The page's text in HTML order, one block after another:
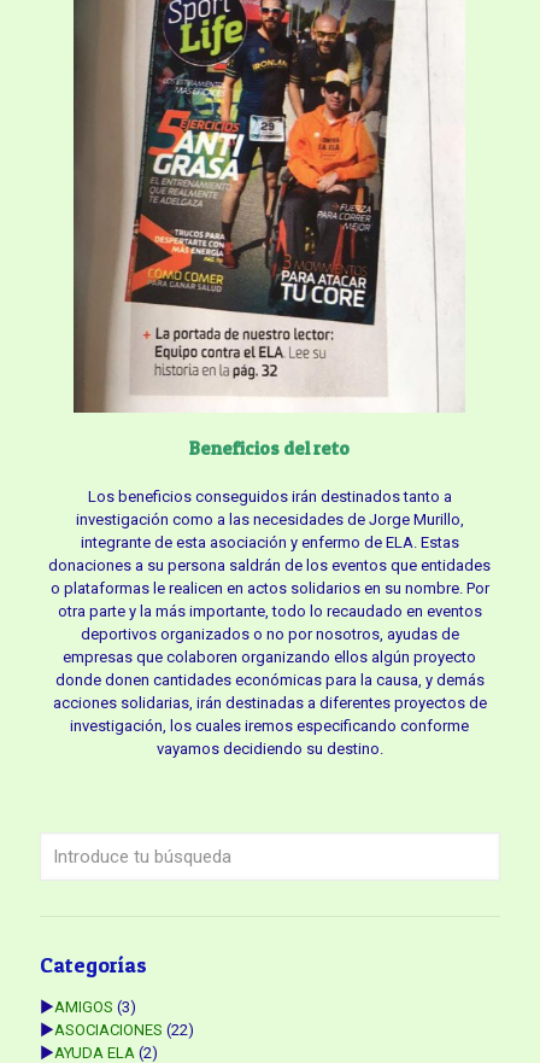
Beneficios del reto
Los beneficios conseguidos irán destinados tanto a
investigación como a las necesidades de Jorge Murillo,
integrante de esta asociación y enfermo de ELA. Estas
donaciones a su persona saldrán de los eventos que entidades
o plataformas le realicen en actos solidarios en su nombre. Por
otra parte y la más importante, todo lo recaudado en eventos
deportivos organizados o no por nosotros, ayudas de
empresas que colaboren organizando ellos algún proyecto
donde donen cantidades económicas para la causa, y demás
acciones solidarias, irán destinadas a diferentes proyectos de
investigación, los cuales iremos especificando conforme
vayamos decidiendo su destino.
Categorías
►AMIGOS (3)
►ASOCIACIONES (22)
►AYUDA ELA (2)